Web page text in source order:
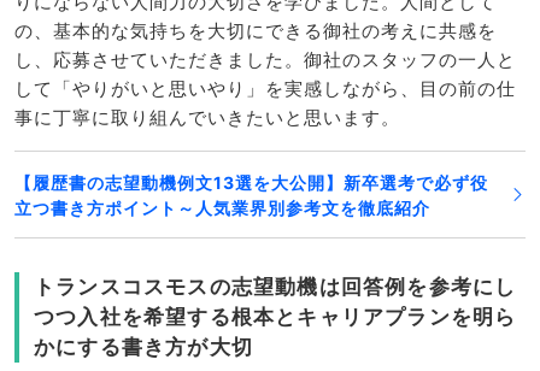
の、基本的な気持ちを大切にできる御社の考えに共感を
し、応募させていただきました。御社のスタッフの一人と
して「やりがいと思いやり」を実感しながら、目の前の仕
事に丁寧に取り組んでいきたいと思います。
【履歴書の志望動機例文13選を大公開】新卒選考で必ず役
立つ書き方ポイント～人気業界別参考文を徹底紹介
トランスコスモスの志望動機は回答例を参考にし
つつ入社を希望する根本とキャリアプランを明ら
かにする書き方が大切